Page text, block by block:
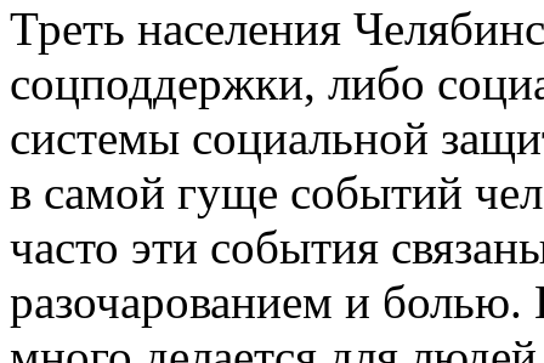
Треть населения
соцподдержки, либо
системы социальной
в самой гуще событий
часто эти события
разочарованием и болью.